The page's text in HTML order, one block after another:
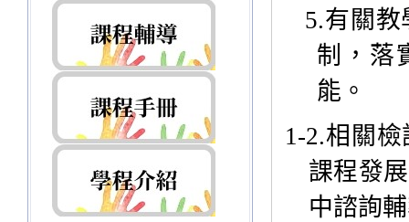
5.有關教
制，落
能。
1-2.相關檢
課程發
中諮詢